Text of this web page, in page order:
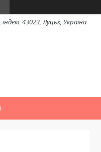
43023, Луцьк, Україна